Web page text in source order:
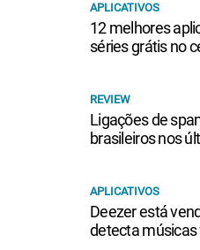
APLICATIVOS
12 melhores
séries grátis no
REVIEW
Ligações de
brasileiros nos
APLICATIVOS
Deezer está
detecta músicas